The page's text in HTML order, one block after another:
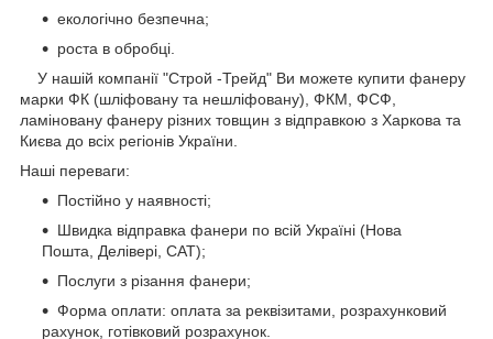
екологічно безпечна;
роста в обробці.
У нашій компанії "Строй -Трейд" Ви можете купити фанеру
марки ФК (шліфовану та нешліфовану), ФКМ, ФСФ,
ламіновану фанеру різних товщин з відправкою з Харкова та
Києва до всіх регіонів України.
Наші переваги:
Постійно у наявності;
Швидка відправка фанери по всій Україні (Нова
Пошта, Делівері, САТ);
Послуги з різання фанери;
Форма оплати: оплата за реквізитами, розрахунковий
рахунок, готівковий розрахунок.